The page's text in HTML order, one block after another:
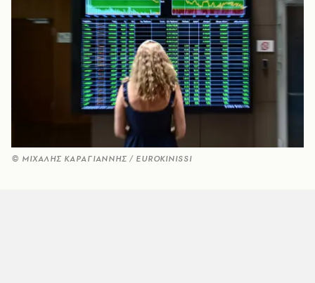
© ΜΙΧΑΛΗΣ ΚΑΡΑΓΙΑΝΝΗΣ / EUROKINISSI